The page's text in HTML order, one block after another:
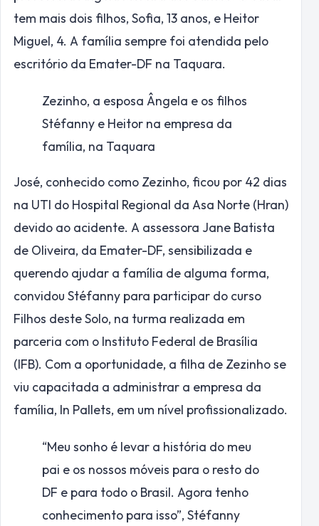
tem mais dois filhos, Sofia, 13 anos, e Heitor
Miguel, 4. A família sempre foi atendida pelo
escritório da Emater-DF na Taquara.
Zezinho, a esposa Ângela e os filhos
Stéfanny e Heitor na empresa da
família, na Taquara
José, conhecido como Zezinho, ficou por 42 dias
na UTI do Hospital Regional da Asa Norte (Hran)
devido ao acidente. A assessora Jane Batista
de Oliveira, da Emater-DF, sensibilizada e
querendo ajudar a família de alguma forma,
convidou Stéfanny para participar do curso
Filhos deste Solo, na turma realizada em
parceria com o Instituto Federal de Brasília
(IFB). Com a oportunidade, a filha de Zezinho se
viu capacitada a administrar a empresa da
família, In Pallets, em um nível profissionalizado.
“Meu sonho é levar a história do meu
pai e os nossos móveis para o resto do
DF e para todo o Brasil. Agora tenho
conhecimento para isso”, Stéfanny